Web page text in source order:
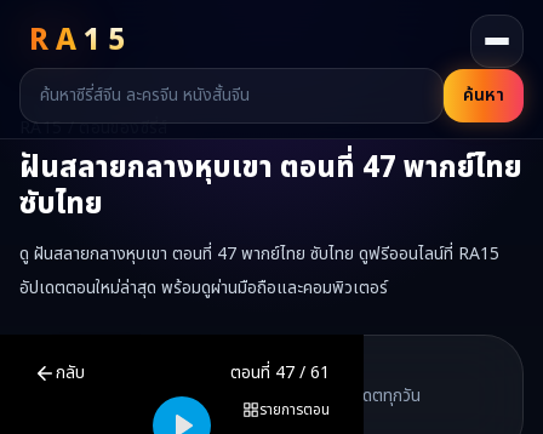
RA15
ค้นหา
RA15 / ตอนของซีรี่ส์
ฝันสลายกลางหุบเขา ตอนที่ 47พากย์ไทย
ซับไทย
ดู ฝันสลายกลางหุบเขา ตอนที่ 47 พากย์ไทย ซับไทย ดูฟรีออนไลน์ที่ RA15
อัปเดตตอนใหม่ล่าสุด พร้อมดูผ่านมือถือและคอมพิวเตอร์
กลับ ตอนที่ 47/61
รายการตอน
ฝันส
RA15 เป็นเว็บไซต์ดูซีรี่ส์จีนออนไลน์ฟรี ที่รวบรวมหนังจีน ละครจีน มิ
RA15 Drama
RA15 Drama
รวมซีรี่ส์จีน ละครสั้น หนังแนวตั้ง พากย์ไทย อัปเดตทุกวัน
RA15 Drama